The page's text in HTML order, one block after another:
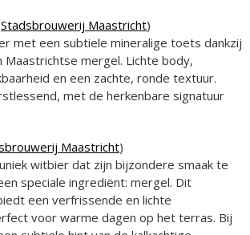
Stadsbrouwerij Maastricht)
met een subtiele mineralige toets dankzij
mergel. Lichte body,
en een zachte, ronde textuur.
met de herkenbare signatuur
Maastricht)
witbier dat zijn bijzondere smaak te
speciale ingrediënt: mergel. Dit
een verfrissende en lichte
voor warme dagen op het terras. Bij